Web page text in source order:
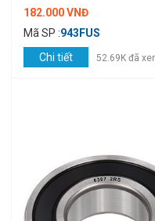
182.000 VNĐ
Mã SP :943FUS
Chi tiết
52.69K đã